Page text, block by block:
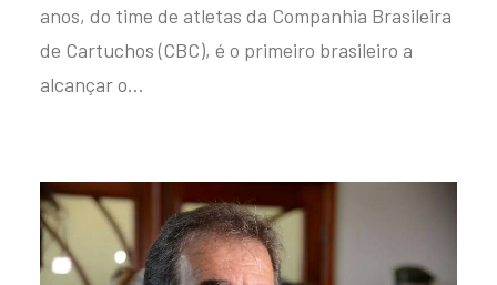
anos, do time de atletas da Companhia Brasileira
de Cartuchos (CBC), é o primeiro brasileiro a
alcançar o…